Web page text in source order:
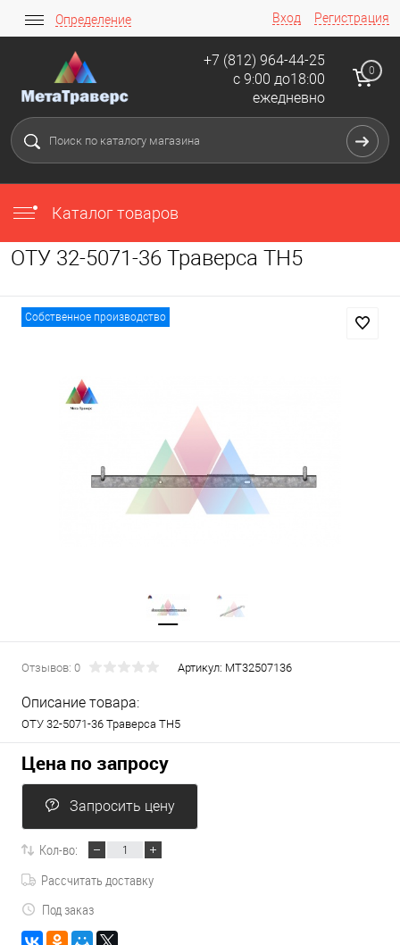
Вход Регистрация
Определение
+7 (812) 964-44-25
с 9:00 до18:00
ежедневно
0
Каталог товаров
ОТУ 32-5071-36 Траверса ТН5
Собственное производство
Отзывов: 0 Артикул: МТ32507136
Описание товара:
ОТУ 32-5071-36 Траверса ТН5
Цена по запросу
Запросить цену
Кол-во:
Рассчитать доставку
Под заказ